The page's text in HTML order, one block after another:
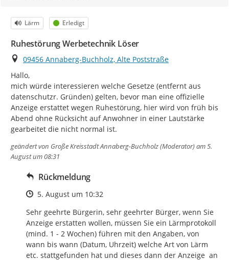
Kategorie
Lärm Status
Erledigt
Ruhestörung Werbetechnik Löser
Ort
09456 Annaberg-Buchholz, Alte Poststraße
Hallo,
mich würde interessieren welche Gesetze (entfernt aus
datenschutzr. Gründen) gelten, bevor man eine offizielle
Anzeige erstattet wegen Ruhestörung, hier wird von früh bis
Abend ohne Rücksicht auf Anwohner in einer Lautstärke
gearbeitet die nicht normal ist.
geändert von Große Kreisstadt Annaberg-Buchholz (Moderator)am 5.
August um 08:31
Rückmeldung
Zeitpunkt des Erstellens
5. August um 10:32
Sehr geehrte Bürgerin, sehr geehrter Bürger, wenn Sie
Anzeige erstatten wollen, müssen Sie ein Lärmprotokoll
(mind. 1 - 2 Wochen) führen mit den Angaben, von
wann bis wann (Datum, Uhrzeit) welche Art von Lärm